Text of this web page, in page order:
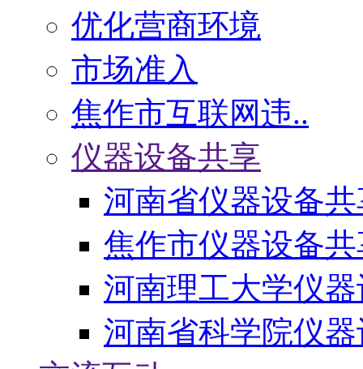
优化营商环境
市场准入
焦作市互联网违..
仪器设备共享
河南省仪器设备
焦作市仪器设备
河南理工大学仪
河南省科学院仪